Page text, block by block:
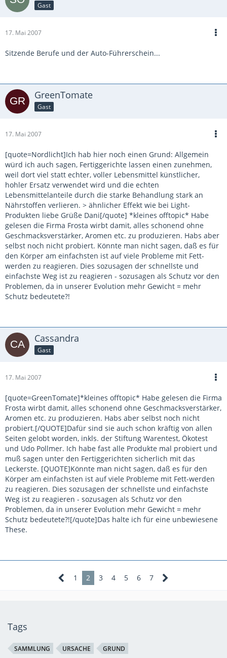
Gast
17. Mai 2007
Sitzende Berufe und der Auto-Führerschein...
GreenTomate
Gast
17. Mai 2007
[quote=Nordlicht]Ich hab hier noch einen Grund: Allgemein
würd ich auch sagen, Fertiggerichte lassen einen zunehmen,
weil dort viel statt echter, voller Lebensmittel künstlicher,
hohler Ersatz verwendet wird und die echten
Lebensmittelanteile durch die starke Behandlung stark an
Nährstoffen verlieren. > ähnlicher Effekt wie bei Light-
Produkten liebe Grüße Dani[/quote] *kleines offtopic* Habe
gelesen die Firma Frosta wirbt damit, alles schonend ohne
Geschmacksverstärker, Aromen etc. zu produzieren. Habs aber
selbst noch nicht probiert. Könnte man nicht sagen, daß es für
den Körper am einfachsten ist auf viele Probleme mit Fett-
werden zu reagieren. Dies sozusagen der schnellste und
einfachste Weg ist zu reagieren - sozusagen als Schutz vor den
Problemen, da in unserer Evolution mehr Gewicht = mehr
Schutz bedeutete?!
Cassandra
Gast
17. Mai 2007
[quote=GreenTomate]*kleines offtopic* Habe gelesen die Firma
Frosta wirbt damit, alles schonend ohne Geschmacksverstärker,
Aromen etc. zu produzieren. Habs aber selbst noch nicht
probiert.[/QUOTE]Dafür sind sie auch schon kräftig von allen
Seiten gelobt worden, inkls. der Stiftung Warentest, Ökotest
und Udo Pollmer. Ich habe fast alle Produkte mal probiert und
muß sagen unter den Fertiggerichten sicherlich mit das
Leckerste. [QUOTE]Könnte man nicht sagen, daß es für den
Körper am einfachsten ist auf viele Probleme mit Fett-werden
zu reagieren. Dies sozusagen der schnellste und einfachste
Weg ist zu reagieren - sozusagen als Schutz vor den
Problemen, da in unserer Evolution mehr Gewicht = mehr
Schutz bedeutete?![/quote]Das halte ich für eine unbewiesene
These.
1 2 3 4 5 6 7
Tags
SAMMLUNG URSACHE GRUND